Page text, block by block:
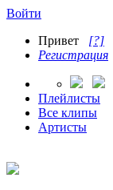
Войти
Привет [?]
Регистрация
Плейлисты
Все клипы
Артисты